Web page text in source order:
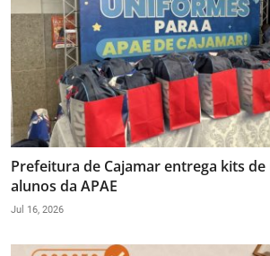
Prefeitura de Cajamar entrega kits
alunos da APAE
Jul 16, 2026